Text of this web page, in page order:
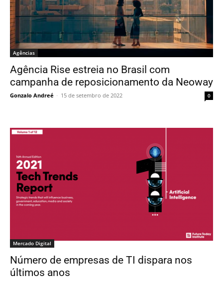
Agências
Agência Rise estreia no Brasil com
campanha de reposicionamento da Neoway
Gonzalo Andreé - 15 de setembro de 2022 0
Mercado Digital
Número de empresas de TI dispara nos
últimos anos